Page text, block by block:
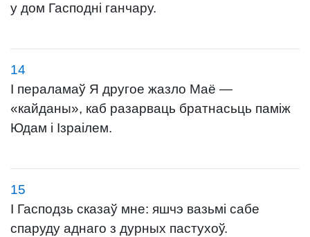
у дом Гасподні ганчару.
14
І пераламаў Я другое жазло Маё —
«кайданы», каб разарваць братнасьць паміж
Юдам і Ізраілем.
15
І Гасподзь сказаў мне: яшчэ вазьмі сабе
спаруду аднаго з дурных пастухоў.